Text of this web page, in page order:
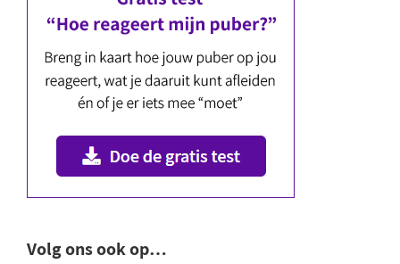
Volg ons ook op…